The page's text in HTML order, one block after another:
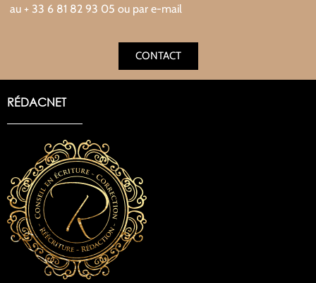
au + 33 6 81 82 93 05 ou pare-mail
CONTACT
RÉDACNET